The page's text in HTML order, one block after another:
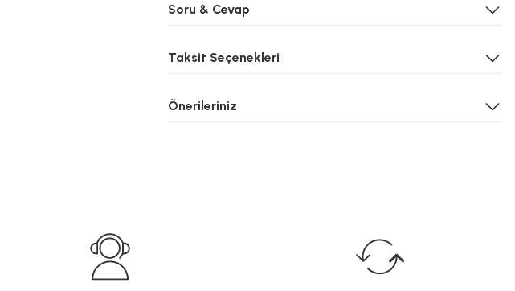
Soru & Cevap
Taksit Seçenekleri
Önerileriniz